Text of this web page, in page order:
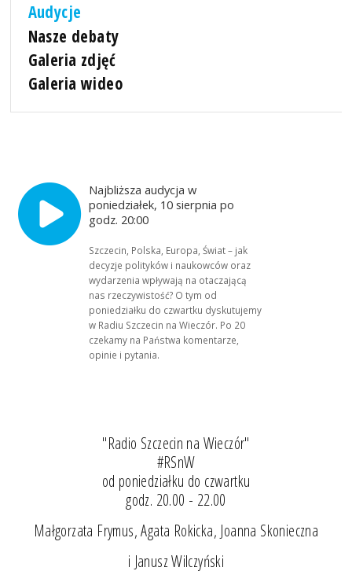
Audycje
Nasze debaty
Galeria zdjęć
Galeria wideo
Najbliższa audycja w
poniedziałek, 10 sierpnia po
godz. 20:00
Szczecin, Polska, Europa, Świat – jak
decyzje polityków i naukowców oraz
wydarzenia wpływają na otaczającą
nas rzeczywistość? O tym od
poniedziałku do czwartku dyskutujemy
w Radiu Szczecin na Wieczór. Po 20
czekamy na Państwa komentarze,
opinie i pytania.
"Radio Szczecin na Wieczór"
#RSnW
od poniedziałku do czwartku
godz. 20.00 - 22.00
Małgorzata Frymus, Agata Rokicka, Joanna Skonieczna
i Janusz Wilczyński